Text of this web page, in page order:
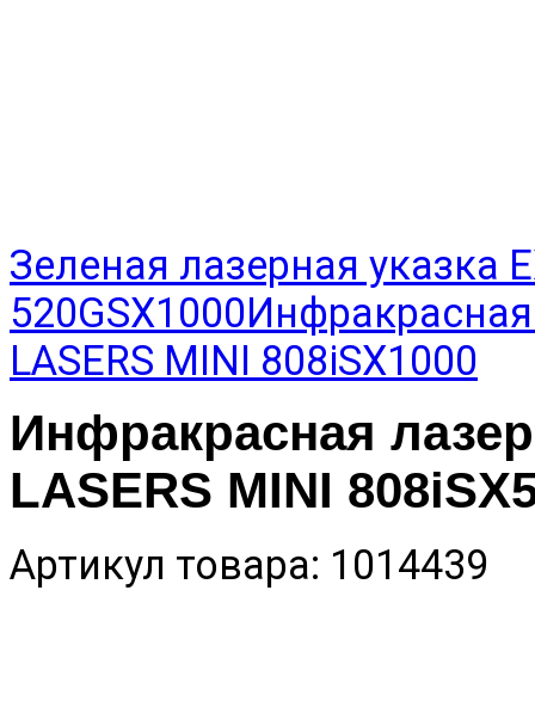
Зеленая лазерная указка
520GSX1000Инфракрасная
LASERS MINI 808iSX1000
Инфракрасная
LASERS MINI
Артикул товара: 1014439